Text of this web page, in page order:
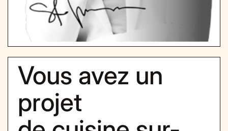
Vous avez un
projet